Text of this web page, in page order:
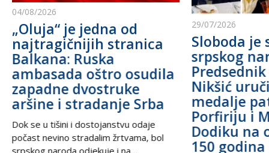
04/08/2026
„Oluja“ je jedna od
najtragičnijih stranica
Balkana: Ruska
ambasada oštro osudila
zapadne dvostruke
aršine i stradanje Srba
Dok se u tišini i dostojanstvu odaje
počast nevino stradalim žrtvama, bol
29/07/2026
Sloboda je
srpskog
Nikšić
medalje
Porfiriju i
Dodiku na
150